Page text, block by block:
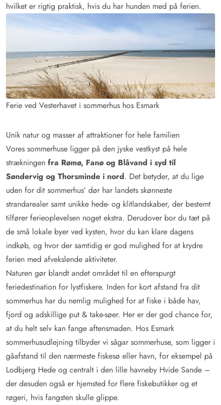
hvilket er rigtig praktisk, hvis du har hunden med på ferien.
Ferie ved Vesterhavet i sommerhus hos Esmark
Unik natur og masser af attraktioner for hele familien
Vores sommerhuse ligger på den jyske vestkyst på hele
strækningen fra Rømø, Fanø og Blåvand i syd til
Søndervig og Thorsminde i nord. Det betyder, at du lige
uden for dit sommerhus’ dør har landets skønneste
strandarealer samt unikke hede- og klitlandskaber, der bestemt
tilfører ferieoplevelsen noget ekstra. Derudover bor du tæt på
de små lokale byer ved kysten, hvor du kan klare dagens
indkøb, og hvor der samtidig er god mulighed for at krydre
ferien med afvekslende aktiviteter.
Naturen gør blandt andet området til en efterspurgt
feriedestination for lystfiskere. Inden for kort afstand fra dit
sommerhus har du nemlig mulighed for at fiske i både hav,
fjord og adskillige put & take-søer. Her er der god chance for,
at du helt selv kan fange aftensmaden. Hos Esmark
sommerhusudlejning tilbyder vi sågar sommerhuse, som ligger i
gåafstand til den nærmeste fiskesø eller havn, for eksempel på
Lodbjerg Hede og centralt i den lille havneby Hvide Sande –
der desuden også er hjemsted for flere fiskebutikker og et
røgeri, hvis fangsten skulle glippe.